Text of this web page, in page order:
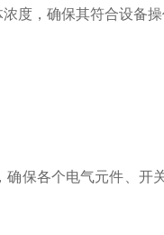
，确保其符合设备操
各个电气元件、开